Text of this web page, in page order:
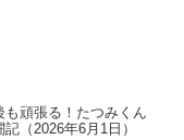
頑張る！たつみくん
（2026年6月1日）